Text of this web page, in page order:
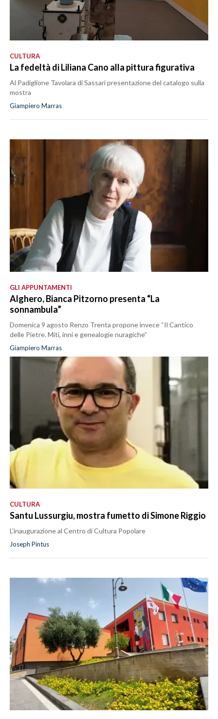
CULTURA
La fedeltà di Liliana Cano alla pittura figurativa
Al Padiglione Tavolara di Sassari presentazione del catalogo sulla
mostra
Giampiero Marras
GLI APPUNTAMENTI
Alghero, Bianca Pitzorno presenta “La
sonnambula”
Domenica 9 agosto Renzo Trenta propone invece “Il Cantico
delle Pietre. Miti, inni e genealogie nuragiche”
Giampiero Marras
CULTURA
Santu Lussurgiu, mostra fumetto di Simone Riggio
L’inaugurazione al Centro di Cultura Popolare
Joseph Pintus